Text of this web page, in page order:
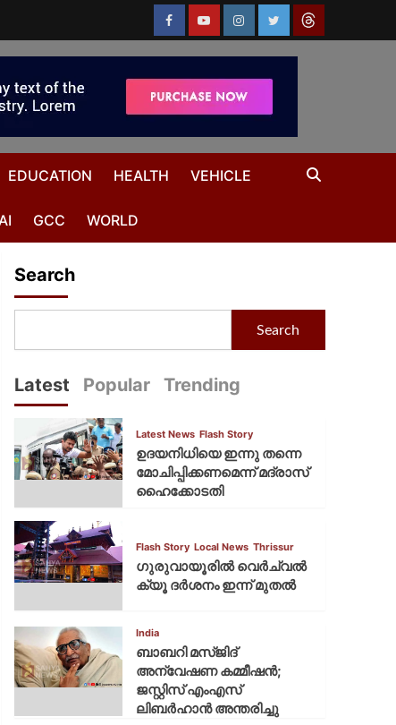
EDUCATION HEALTH VEHICLE
GCC WORLD
Search
Search
Latest Popular Trending
Latest News Flash Story
ഉദയനിധിയെ ഇന്നു തന്നെ
മോചിപ്പിക്കണമെന്ന് മദ്രാസ്
ഹൈക്കോടതി
Flash Story Local News Thrissur
ഗുരുവായൂരില്‍ വെര്‍ച്വല്‍
ക്യൂ ദര്‍ശനം ഇന്ന് മുതല്‍
India
ബാബറി മസ്ജിദ്
അന്വേഷണ കമ്മീഷന്‍;
ജസ്റ്റിസ് എംഎസ്
ലിബര്‍ഹാന്‍ അന്തരിച്ചു